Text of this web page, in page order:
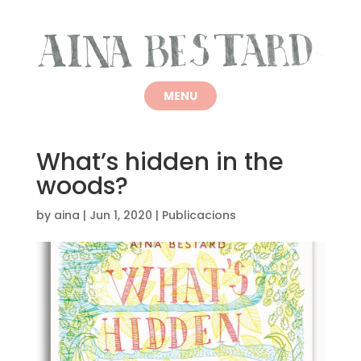
What’s hidden in the
woods?
by aina | Jun 1, 2020 | Publicacions